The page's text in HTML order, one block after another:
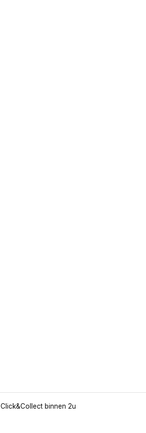
Click&Collect binnen 2u